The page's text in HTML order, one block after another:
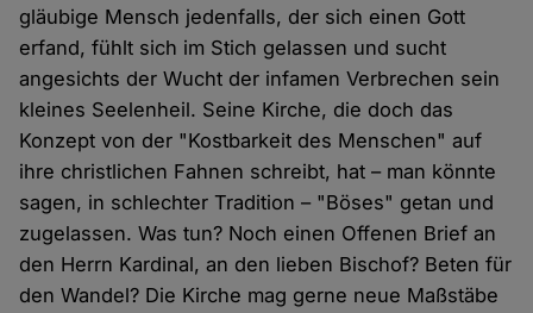
gläubige Mensch jedenfalls, der sich einen Gott
erfand, fühlt sich im Stich gelassen und sucht
angesichts der Wucht der infamen Verbrechen sein
kleines Seelenheil. Seine Kirche, die doch das
Konzept von der "Kostbarkeit des Menschen" auf
ihre christlichen Fahnen schreibt, hat – man könnte
sagen, in schlechter Tradition – "Böses" getan und
zugelassen. Was tun? Noch einen Offenen Brief an
den Herrn Kardinal, an den lieben Bischof? Beten für
den Wandel? Die Kirche mag gerne neue Maßstäbe